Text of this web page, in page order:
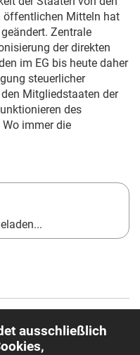
öffentlichen Mitteln hat
Zentrale
der direkten
im EG bis heute daher
steuerlicher
Mitgliedstaaten der
des
immer die
ausschließlich